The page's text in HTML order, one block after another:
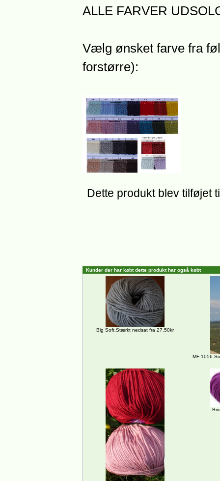
ALLE FARVER
Vælg ønsket farve fra
forstørre):
Dette produkt blev tilføjet
Kunder der har købt dette produkt har også købt
Big Soft.Stærkt nedsat fra 27.50kr
MF 1056